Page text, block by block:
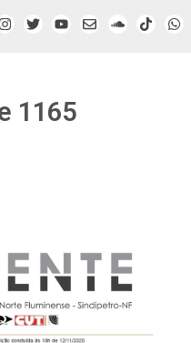
1165